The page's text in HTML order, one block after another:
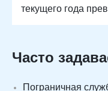
текущего года
Часто
Пограничная